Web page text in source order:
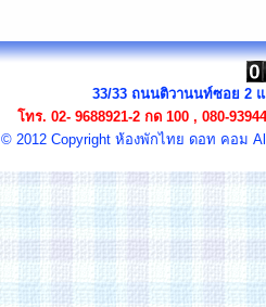
33/33 ถนนติวานนท์ซอย 2
โทร. 02- 9688921-2 กด 100 , 080-
© 2012 Copyright ห้องพักไทย ดอท คอม